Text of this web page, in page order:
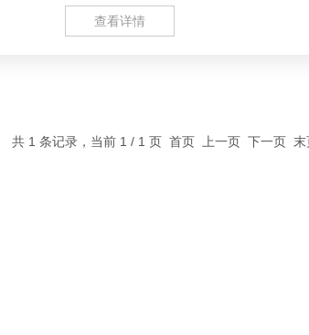
查看详情
共 1 条记录，当前 1 / 1 页 首页 上一页 下一页